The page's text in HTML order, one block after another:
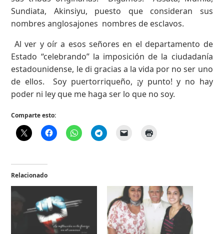
Sundiata, Akinsiyu, puesto que consideran sus
nombres anglosajones nombres de esclavos.
Al ver y oír a esos señores en el departamento de
Estado “celebrando” la imposición de la ciudadanía
estadounidense, le di gracias a la vida por no ser uno
de ellos. Soy puertorriqueño, ¡y punto! y no hay
poder ni ley que me haga ser lo que no soy.
Comparte esto:
Relacionado